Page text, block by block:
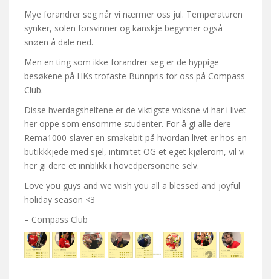
Mye forandrer seg når vi nærmer oss jul. Temperaturen
synker, solen forsvinner og kanskje begynner også
snøen å dale ned.
Men en ting som ikke forandrer seg er de hyppige
besøkene på HKs trofaste Bunnpris for oss på Compass
Club.
Disse hverdagsheltene er de viktigste voksne vi har i livet
her oppe som ensomme studenter. For å gi alle dere
Rema1000-slaver en smakebit på hvordan livet er hos en
butikkkjede med sjel, intimitet OG et eget kjølerom, vil vi
her gi dere et innblikk i hovedpersonene selv.
Love you guys and we wish you all a blessed and joyful
holiday season <3
– Compass Club